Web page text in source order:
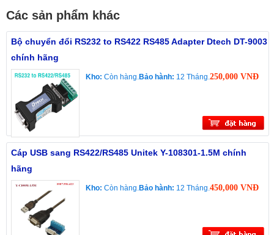
Các sản phẩm khác
Bộ chuyển đổi RS232 to RS422 RS485 Adapter Dtech DT-9003
chính hãng
Kho: Còn hàng.Bảo hành: 12 Tháng.250,000 VNĐ
Cáp USB sang RS422/RS485 Unitek Y-108301-1.5M chính
hãng
Kho: Còn hàng.Bảo hành: 12 Tháng.450,000 VNĐ